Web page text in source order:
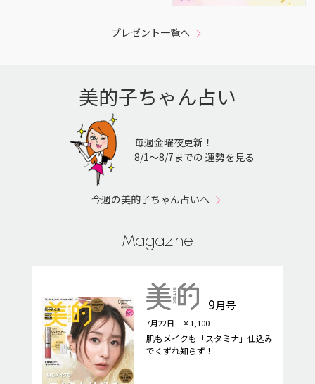
プレゼント一覧へ
美的子ちゃん占い
毎週金曜夜更新！
8/1〜8/7までの 運勢を見る
今週の美的子ちゃん占いへ
Magazine
9月号
7月22日 ￥1,100
肌もメイクも「スタミナ」仕込み
でくずれ知らず！